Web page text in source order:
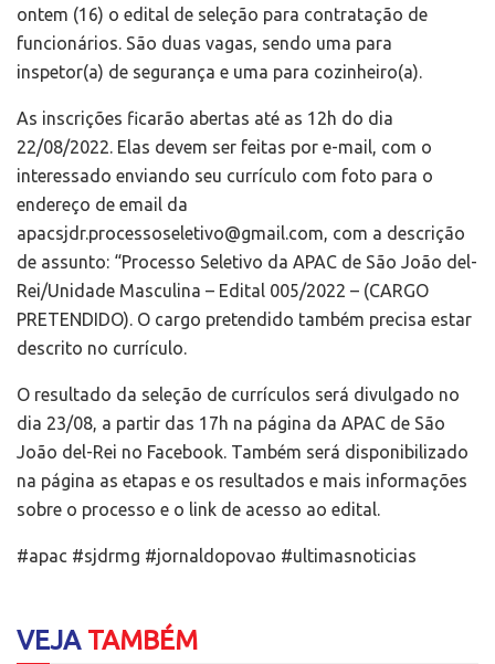
ontem (16) o edital de seleção para contratação de
funcionários. São duas vagas, sendo uma para
inspetor(a) de segurança e uma para cozinheiro(a).
As inscrições ficarão abertas até as 12h do dia
22/08/2022. Elas devem ser feitas por e-mail, com o
interessado enviando seu currículo com foto para o
endereço de email da
apacsjdr.processoseletivo@gmail.com, com a descrição
de assunto: “Processo Seletivo da APAC de São João del-
Rei/Unidade Masculina – Edital 005/2022 – (CARGO
PRETENDIDO). O cargo pretendido também precisa estar
descrito no currículo.
O resultado da seleção de currículos será divulgado no
dia 23/08, a partir das 17h na página da APAC de São
João del-Rei no Facebook. Também será disponibilizado
na página as etapas e os resultados e mais informações
sobre o processo e o link de acesso ao edital.
#apac #sjdrmg #jornaldopovao #ultimasnoticias
VEJATAMBÉM